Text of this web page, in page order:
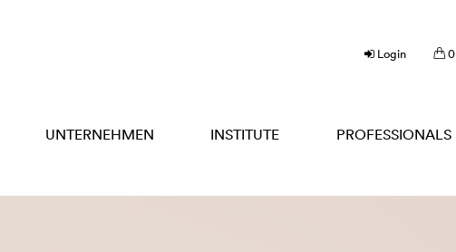
Login 0
UNTERNEHMEN INSTITUTE PROFESSIONALS